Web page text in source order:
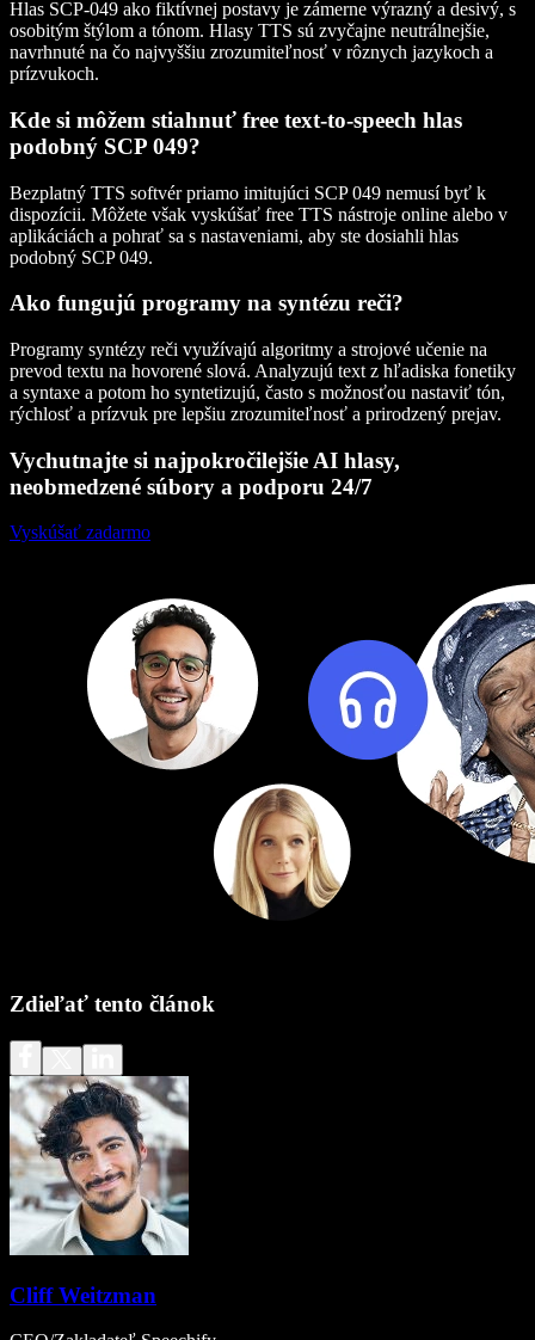
Hlas SCP-049 ako fiktívnej postavy je zámerne výrazný a desivý, s
osobitým štýlom a tónom. Hlasy TTS sú zvyčajne neutrálnejšie,
navrhnuté na čo najvyššiu zrozumiteľnosť v rôznych jazykoch a
prízvukoch.
Kde si môžem stiahnuť free text-to-speech hlas
podobný SCP 049?
Bezplatný TTS softvér priamo imitujúci SCP 049 nemusí byť k
dispozícii. Môžete však vyskúšať free TTS nástroje online alebo v
aplikáciách a pohrať sa s nastaveniami, aby ste dosiahli hlas
podobný SCP 049.
Ako fungujú programy na syntézu reči?
Programy syntézy reči využívajú algoritmy a strojové učenie na
prevod textu na hovorené slová. Analyzujú text z hľadiska fonetiky
a syntaxe a potom ho syntetizujú, často s možnosťou nastaviť tón,
rýchlosť a prízvuk pre lepšiu zrozumiteľnosť a prirodzený prejav.
Vychutnajte si najpokročilejšie AI hlasy,
neobmedzené súbory a podporu 24/7
Vyskúšať zadarmo
Zdieľať tento článok
Cliff Weitzman